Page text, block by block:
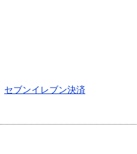
セブンイレブン決済